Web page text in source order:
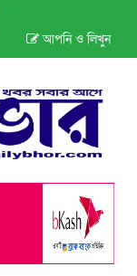
আপনি ও লিখুন